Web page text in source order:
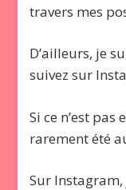
travers mes
D’ailleurs, je
suivez sur
Si ce n’est pas
rarement été
Sur